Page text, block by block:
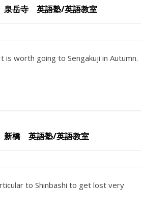
泉岳寺 英語塾/英語教室
is worth going to Sengakuji in Autumn.
新橋 英語塾/英語教室
to Shinbashi to get lost very